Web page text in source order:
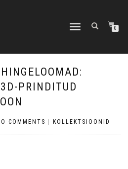
TOGGLE NAVIGATION0
PRINDITUD
COMMENTS KOLLEKTSIOONID